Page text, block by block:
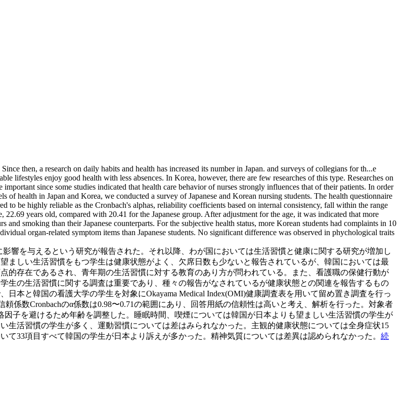
then, a research on daily habits and health has increased its number in Japan. and surveys of collegians for th...e
lifestyles enjoy good health with less absences. In Korea, however, there are few researches of this type. Researches on
since some studies indicated that health care behavior of nurses strongly influences that of their patients. In order
of health in Japan and Korea, we conducted a survey of Japanese and Korean nursing students. The health questionnaire
to be highly reliable as the Cronbach's alphas, reliability coefficients based on internal consistency, fall within the range
years old, compared with 20.41 for the Japanese group. After adjustment for the age, it was indicated that more
smoking than their Japanese counterparts. For the subjective health status, more Korean students had complaints in 10
organ-related symptom items than Japanese students. No significant difference was observed in phychological traits
響を与えるという研究が報告された。それ以降、わが国においては生活習慣と健康に関する研究が増加し
ましい生活習慣をもつ学生は健康状態がよく、欠席日数も少ないと報告されているが、韓国においては最
的存在であるされ、青年期の生活習慣に対する教育のあり方が問われている。また、看護職の保健行動が
生の生活習慣に関する調査は重要であり、種々の報告がなされているが健康状態との関連を報告するもの
本と韓国の看護大学の学生を対象にOkayama Medical Index(OMI)健康調査表を用いて留め置き調査を行っ
係数Cronbachのα係数は0.98〜0.71の範囲にあり、回答用紙の信頼性は高いと考え、解析を行った。対象者
子を避けるため年齢を調整した。睡眠時間、喫煙については韓国が日本よりも望ましい生活習慣の学生が
生活習慣の学生が多く、運動習慣については差はみられなかった。主観的健康状態については全身症状15
33項目すべて韓国の学生が日本より訴えが多かった。精神気質については差異は認められなかった。 続